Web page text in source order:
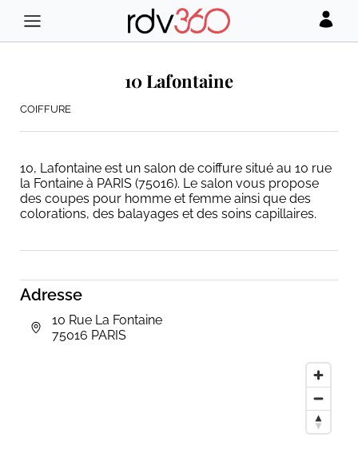
Adresse
10 Rue La Fontaine
75016 PARIS
10 Lafontaine
COIFFURE
10, Lafontaine est un salon de coiffure situé au 10 rue
la Fontaine à PARIS (75016). Le salon vous propose
des coupes pour homme et femme ainsi que des
colorations, des balayages et des soins capillaires.